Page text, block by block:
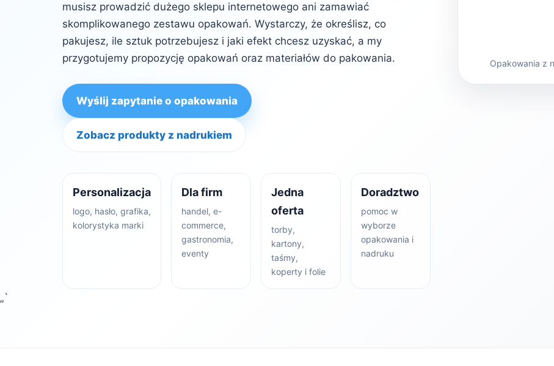
musisz prowadzić dużego sklepu internetowego ani zamawiać
skomplikowanego zestawu opakowań. Wystarczy, że określisz, co
pakujesz, ile sztuk potrzebujesz i jaki efekt chcesz uzyskać, a my
przygotujemy propozycję opakowań oraz materiałów do pakowania.
Wyślij zapytanie o opakowania
Zobacz produkty z nadrukiem
Personalizacja
logo, hasło, grafika,
kolorystyka marki
Dla firm
handel, e-
commerce,
gastronomia,
eventy
Jedna
oferta
torby,
kartony,
taśmy,
koperty i folie
Doradztwo
pomoc w
wyborze
opakowania i
nadruku
Opakowania z
„`